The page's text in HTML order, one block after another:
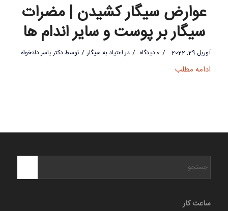
عوارض سیگار کشیدن | مضرات
سیگار بر پوست و سایر اندام ها
آوریل 29, 2022 / 0 دیدگاه / دراعتیاد به سیگار / توسطدکتر یاسر دادخواه
ادامه مطلب
ساعت کار